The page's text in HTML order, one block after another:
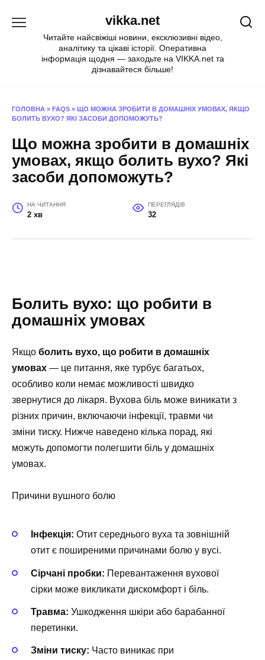
vikka.net
Читайте найсвіжіші новини, ексклюзивні відео,
аналітику та цікаві історії. Оперативна
інформація щодня — заходьте на VIKKA.net та
дізнавайтеся більше!
ГОЛОВНА » FAQS » ЩО МОЖНА ЗРОБИТИ В ДОМАШНІХ УМОВАХ, ЯКЩО
БОЛИТЬ ВУХО? ЯКІ ЗАСОБИ ДОПОМОЖУТЬ?
Що можна зробити в домашніх
умовах, якщо болить вухо? Які
засоби допоможуть?
НА ЧИТАННЯ
2 хв
ПЕРЕГЛЯДІВ
32
Болить вухо: що робити в
домашніх умовах
Якщо болить вухо, що робити в домашніх
умовах — це питання, яке турбує багатьох,
особливо коли немає можливості швидко
звернутися до лікаря. Вухова біль може виникати з
різних причин, включаючи інфекції, травми чи
зміни тиску. Нижче наведено кілька порад, які
можуть допомогти полегшити біль у домашніх
умовах.
Причини вушного болю
Інфекція: Отит середнього вуха та зовнішній
отит є поширеними причинами болю у вусі.
Сірчані пробки: Перевантаження вухової
сірки може викликати дискомфорт і біль.
Травма: Ушкодження шкіри або барабанної
перетинки.
Зміни тиску: Часто виникає при